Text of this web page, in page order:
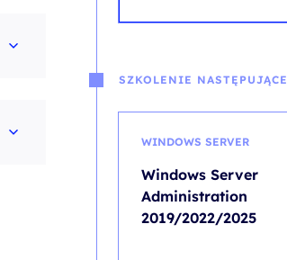
SZKOLENIE NASTĘPUJĄCE
WINDOWS SERVER
Windows Server
Administration
2019/2022/2025